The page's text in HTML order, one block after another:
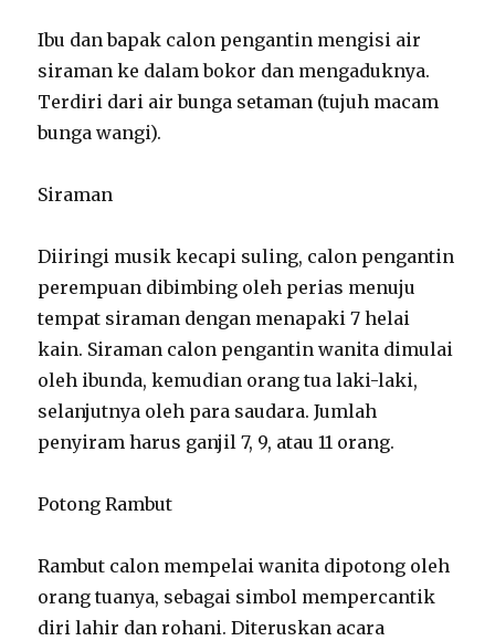
Ibu dan bapak calon pengantin mengisi air
siraman ke dalam bokor dan mengaduknya.
Terdiri dari air bunga setaman (tujuh macam
bunga wangi).
Siraman
Diiringi musik kecapi suling, calon pengantin
perempuan dibimbing oleh perias menuju
tempat siraman dengan menapaki 7 helai
kain. Siraman calon pengantin wanita dimulai
oleh ibunda, kemudian orang tua laki-laki,
selanjutnya oleh para saudara. Jumlah
penyiram harus ganjil 7, 9, atau 11 orang.
Potong Rambut
Rambut calon mempelai wanita dipotong oleh
orang tuanya, sebagai simbol mempercantik
diri lahir dan rohani. Diteruskan acara